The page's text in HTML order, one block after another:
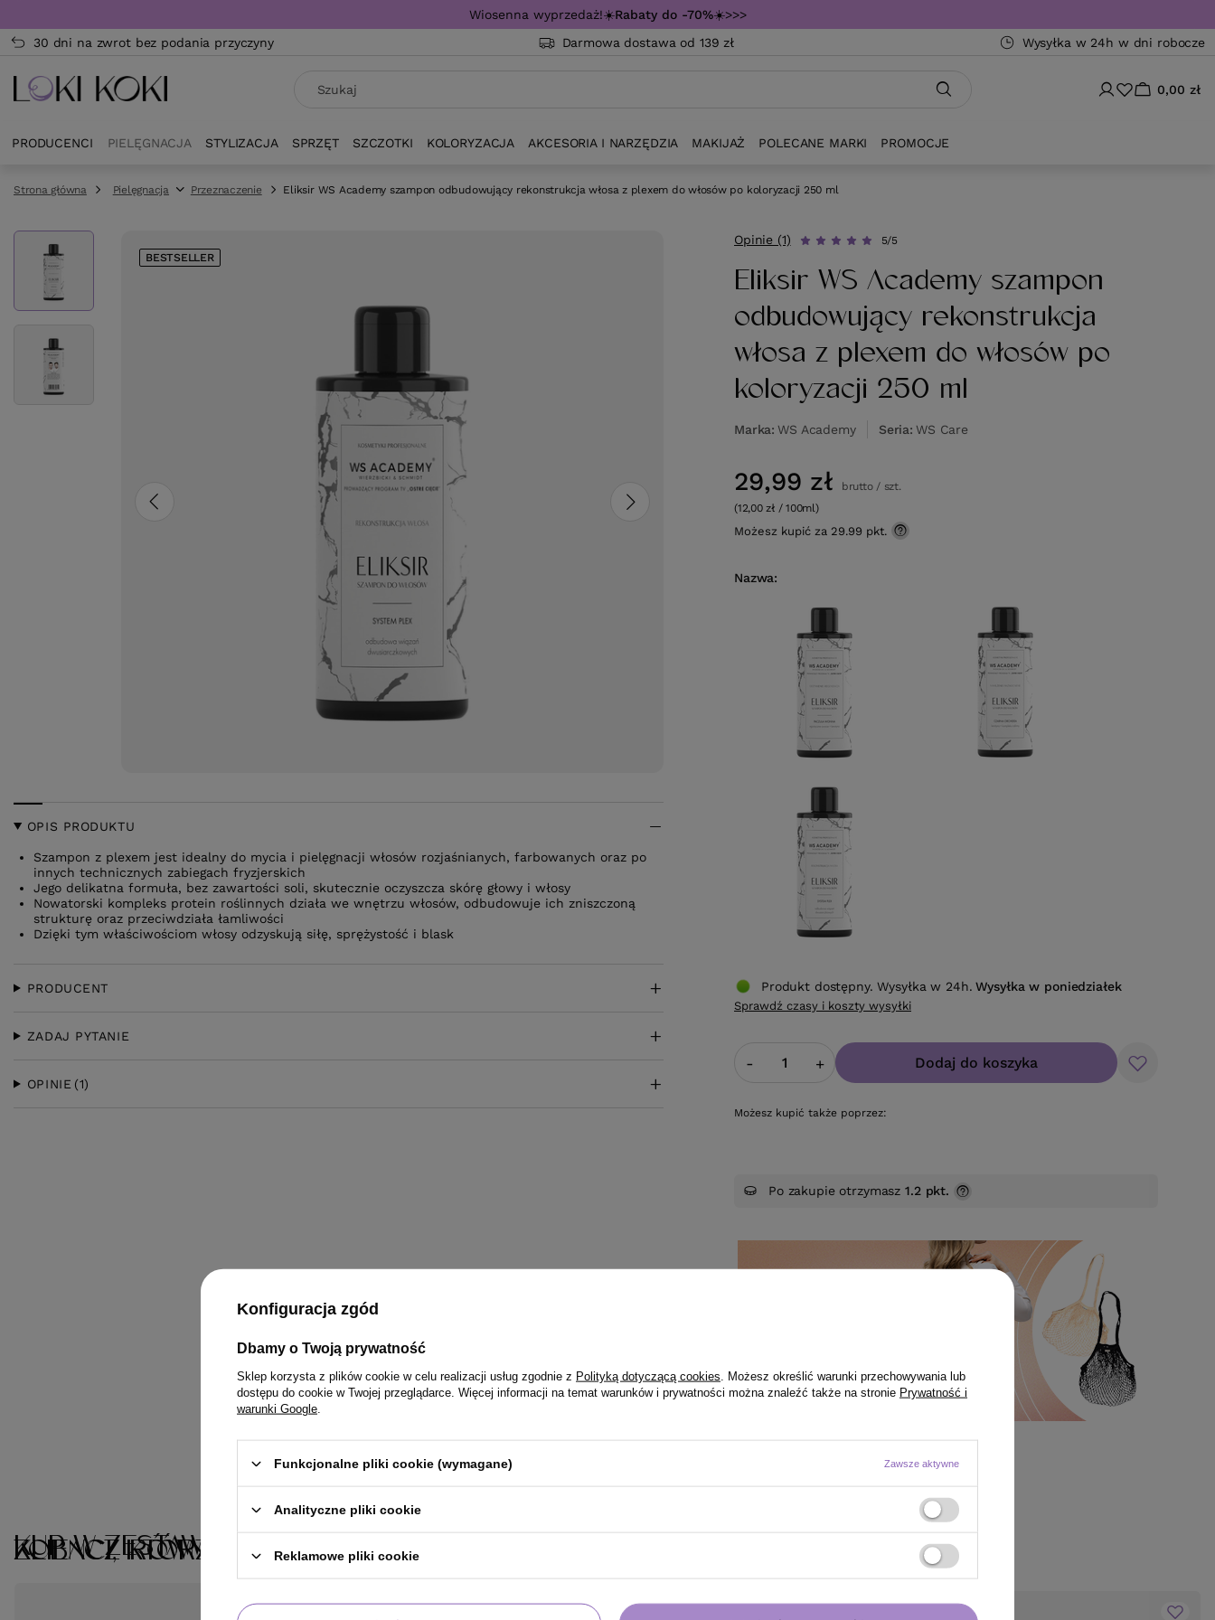
Wiosenna wyprzedaż!☀️Rabaty do -70%☀️>>>
30 dni na zwrot bez podania przyczyny
Darmowa dostawa od 139 zł Wysyłka w 24h w dni robocze
0,00 zł
PRODUCENCI PIELĘGNACJA STYLIZACJA SPRZĘT SZCZOTKI KOLORYZACJA AKCESORIA I NARZĘDZIA MAKIJAŻ POLECANE MARKI PROMOCJE
Strona główna Pielęgnacja Przeznaczenie Eliksir WS Academy szampon odbudowujący rekonstrukcja włosa z plexem do włosów po koloryzacji 250 ml
BESTSELLER
Opinie (1) 5/5
Eliksir WS Academy szampon
odbudowujący rekonstrukcja
włosa z plexem do włosów po
koloryzacji 250 ml
Marka WS Academy Seria WS Care
Nazwa
29,99 zł brutto/ szt.
(12,00 zł / 100ml)
Możesz kupić za 29.99 pkt.
- + Dodaj do koszyka
Możesz kupić także poprzez:
Produkt dostępny. Wysyłka w 24h. Wysyłkaw poniedziałek
Sprawdź czasy i koszty wysyłki
Po zakupie otrzymasz1.2 pkt.
OPIS PRODUKTU
Szampon z plexem jest idealny do mycia i pielęgnacji włosów rozjaśnianych, farbowanych oraz po
innych technicznych zabiegach fryzjerskich
Jego delikatna formuła, bez zawartości soli, skutecznie oczyszcza skórę głowy i włosy
Nowatorski kompleks protein roślinnych działa we wnętrzu włosów, odbudowuje ich zniszczoną
strukturę oraz przeciwdziała łamliwości
Dzięki tym właściwościom włosy odzyskują siłę, sprężystość i blask
PRODUCENT
ZADAJ PYTANIE
OPINIE (1)
KUP W ZESTAWIE
KLIENCI, KTÓRZY KUPILI TEN PRODUKT KUPILI TAKŻE
ZOBACZ RÓWNIEŻ
Konfiguracja zgód
Dbamy o Twoją prywatność
Sklep korzysta z plików cookie w celu realizacji usług zgodnie z Polityką dotyczącą cookies . Możesz określić warunki przechowywania lub
dostępu do cookie w Twojej przeglądarce. Więcej informacji na temat warunków i prywatności można znaleźć także na stronie Prywatność i
warunki Google
Funkcjonalne pliki cookie (wymagane) Zawsze aktywne
Analityczne pliki cookie
Reklamowe pliki cookie